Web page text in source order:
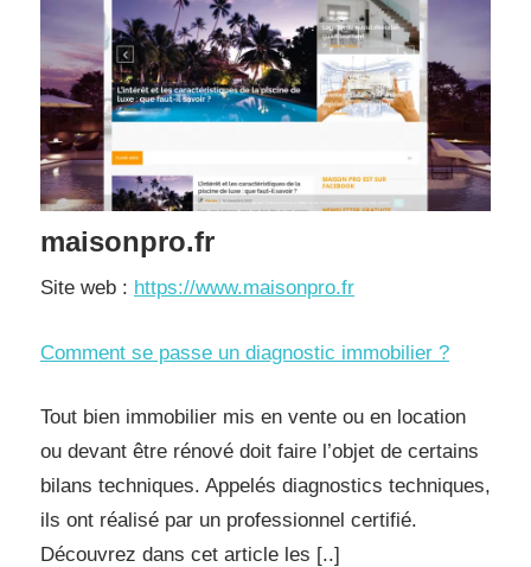
maisonpro.fr
Site web : https://www.maisonpro.fr
Comment se passe un diagnostic immobilier ?
Tout bien immobilier mis en vente ou en location
ou devant être rénové doit faire l’objet de certains
bilans techniques. Appelés diagnostics techniques,
ils ont réalisé par un professionnel certifié.
Découvrez dans cet article les [..]